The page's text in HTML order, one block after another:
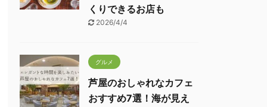
くりできるお店も
2026/4/4
グルメ
芦屋のおしゃれなカフェ
おすすめ7選！海が見え